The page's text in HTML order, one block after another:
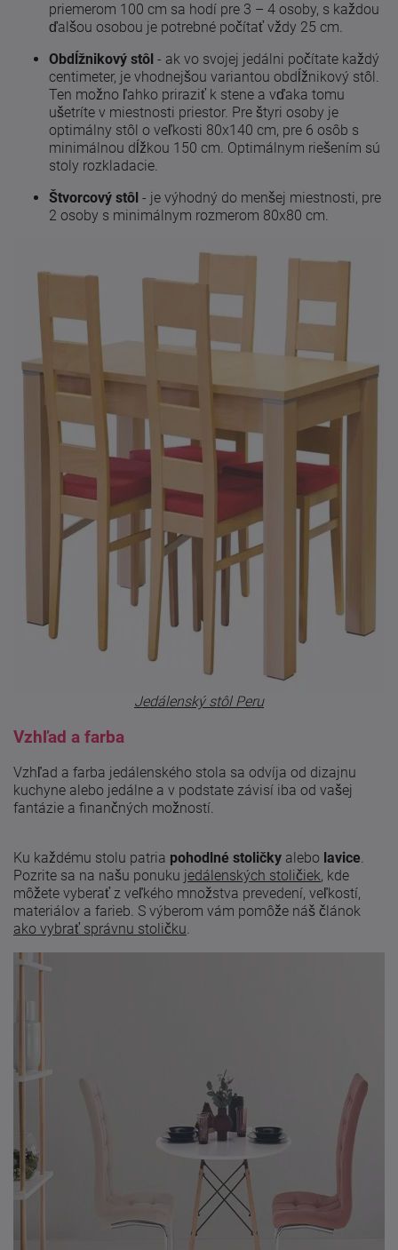
priemerom 100 cm sa hodí pre 3 – 4 osoby, s každou
ďalšou osobou je potrebné počítať vždy 25 cm.
Obdĺžnikový stôl - ak vo svojej jedálni počítate každý
centimeter, je vhodnejšou variantou obdĺžnikový stôl.
Ten možno ľahko priraziť k stene a vďaka tomu
ušetríte v miestnosti priestor. Pre štyri osoby je
optimálny stôl o veľkosti 80x140 cm, pre 6 osôb s
minimálnou dĺžkou 150 cm. Optimálnym riešením sú
stoly rozkladacie.
Štvorcový stôl - je výhodný do menšej miestnosti, pre
2 osoby s minimálnym rozmerom 80x80 cm.
Jedálenský stôl Peru
Vzhľad a farba
Vzhľad a farba jedálenského stola sa odvíja od dizajnu
kuchyne alebo jedálne a v podstate závisí iba od vašej
fantázie a finančných možností.
Ku každému stolu patria pohodlné stoličky alebo lavice.
Pozrite sa na našu ponuku jedálenských stoličiek, kde
môžete vyberať z veľkého množstva prevedení, veľkostí,
materiálov a farieb. S výberom vám pomôže náš článok
ako vybrať správnu stoličku.